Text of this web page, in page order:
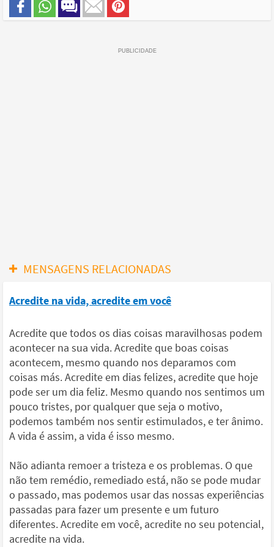
MENSAGENS RELACIONADAS
Acredite na vida, acredite em você
Acredite que todos os dias coisas maravilhosas podem
acontecer na sua vida. Acredite que boas coisas
acontecem, mesmo quando nos deparamos com
coisas más. Acredite em dias felizes, acredite que hoje
pode ser um dia feliz. Mesmo quando nos sentimos um
pouco tristes, por qualquer que seja o motivo,
podemos também nos sentir estimulados, e ter ânimo.
A vida é assim, a vida é isso mesmo.
Não adianta remoer a tristeza e os problemas. O que
não tem remédio, remediado está, não se pode mudar
o passado, mas podemos usar das nossas experiências
passadas para fazer um presente e um futuro
diferentes. Acredite em você, acredite no seu potencial,
acredite na vida.